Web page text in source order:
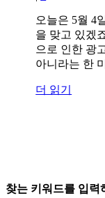
오늘은 5월 4
을 맞고 있겠
으로 인한 광
아니라는 한
더 읽기
찾는 키워드를 입